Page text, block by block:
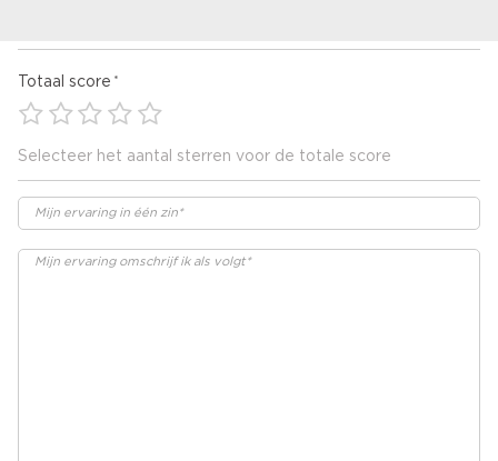
Totaal score
Selecteer het aantal sterren voor de totale score